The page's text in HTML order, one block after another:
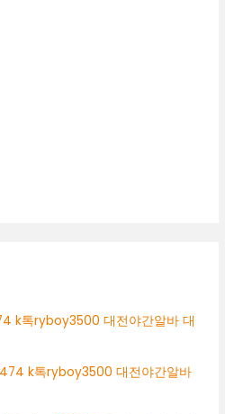
k톡ryboy3500 대전야간알바 대
k톡ryboy3500 대전야간알바